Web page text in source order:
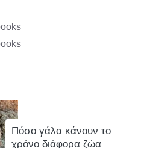
Πόσο γάλα κάνουν το
χρόνο διάφορα ζώα